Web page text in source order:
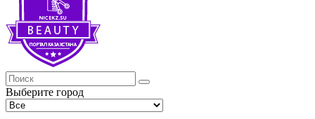
Выберите город